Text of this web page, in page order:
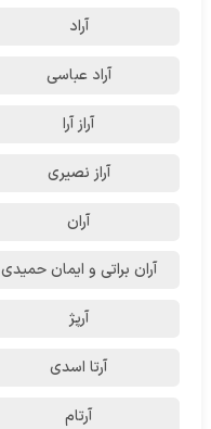
آراد
آراد عباسی
آراز آرا
آراز نصیری
آران
آران براتی و ایمان حمیدی
آرپژ
آرتا اسدی
آرتام